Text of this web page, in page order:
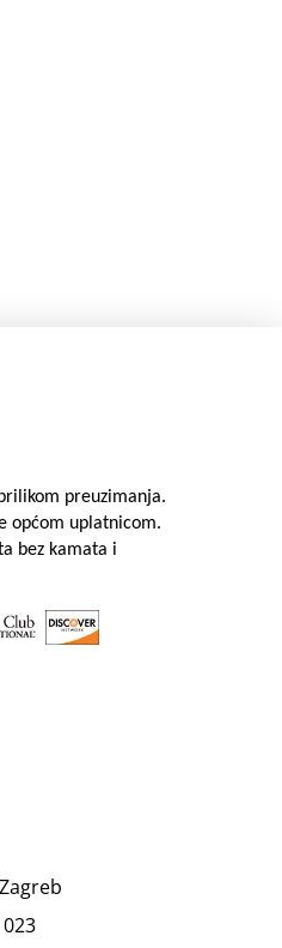
preuzimanja.
općom uplatnicom.
bez kamata i